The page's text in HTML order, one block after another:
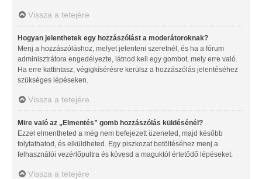
Vissza a tetejére
Hogyan jelenthetek egy hozzászólást a moderátoroknak?
Menj a hozzászóláshoz, melyet jelenteni szeretnél, és ha a fórum
adminisztrátora engedélyezte, látnod kell egy gombot, mely erre való.
Ha erre kattintasz, végigkísérésre kerülsz a hozzászólás jelentéséhez
szükséges lépéseken.
Vissza a tetejére
Mire való az „Elmentés” gomb hozzászólás küldésénél?
Ezzel elmentheted a még nem befejezett üzeneted, majd később
folytathatod, és elküldheted. Egy piszkozat betöltéséhez menj a
felhasználói vezérlőpultra és kövesd a maguktól értetődő lépéseket.
Vissza a tetejére